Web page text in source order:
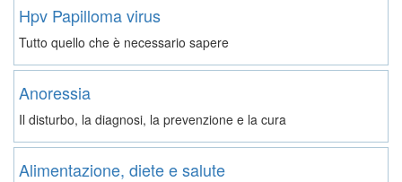
Hpv Papilloma virus
Tutto quello che è necessario sapere
Anoressia
Il disturbo, la diagnosi, la prevenzione e la cura
Alimentazione, diete e salute